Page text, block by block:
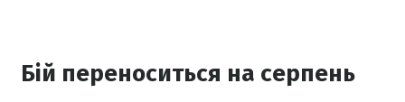
Бій переноситься на серпень